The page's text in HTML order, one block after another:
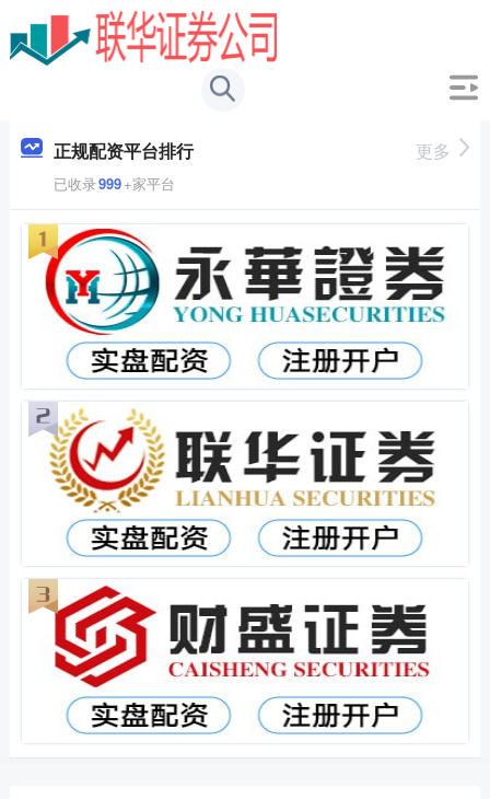
正规配资平台排行
已收录999+家平台
更多